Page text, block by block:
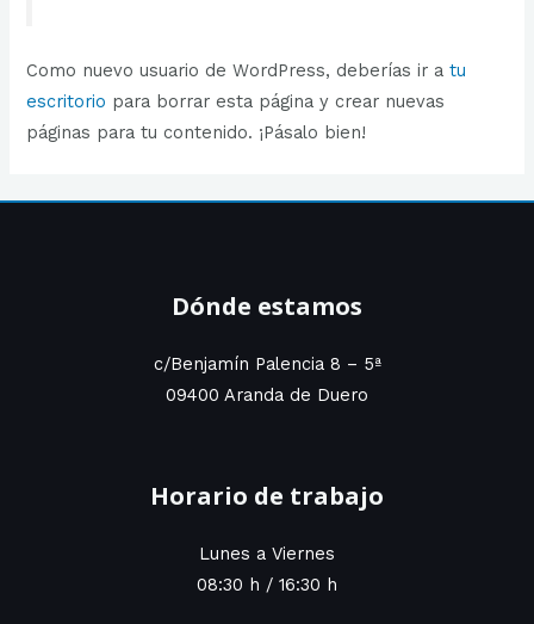
Como nuevo usuario de WordPress, deberías ir atu
escritorio para borrar esta página y crear nuevas
páginas para tu contenido. ¡Pásalo bien!
Dónde estamos
c/Benjamín Palencia 8 – 5ª
09400 Aranda de Duero
Horario de trabajo
Lunes a Viernes
08:30 h / 16:30 h